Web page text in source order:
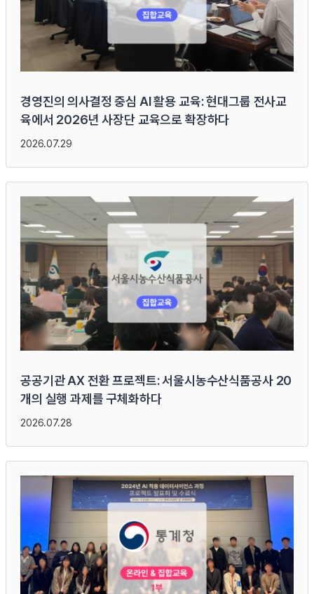
경영진의 의사결정 중심 AI 활용 교육: 현대그룹 전사교
육에서 2026년 사장단 교육으로 확장하다
2026.07.29
공공기관 AX 전환 프로젝트: 서울시농수산식품공사 20
개의 실행 과제를 구체화하다
2026.07.28